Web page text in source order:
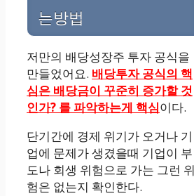
는방법
저만의 배당성장주 투자 공식을
만들었어요. 배당투자 공식의 핵
심은 배당금이 꾸준히 증가할 것
인가? 를 파악하는게 핵심이다.
단기간에 경제 위기가 오거나 기
업에 문제가 생겼을때 기업이 부
도나 회생 위험으로 가는 그런 위
험은 없는지 확인한다.